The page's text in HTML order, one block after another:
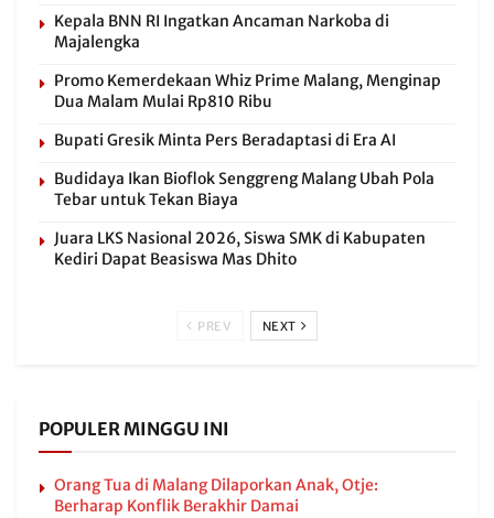
Kepala BNN RI Ingatkan Ancaman Narkoba di
Majalengka
Promo Kemerdekaan Whiz Prime Malang, Menginap
Dua Malam Mulai Rp810 Ribu
Bupati Gresik Minta Pers Beradaptasi di Era AI
Budidaya Ikan Bioflok Senggreng Malang Ubah Pola
Tebar untuk Tekan Biaya
Juara LKS Nasional 2026, Siswa SMK di Kabupaten
Kediri Dapat Beasiswa Mas Dhito
PREV NEXT
POPULER MINGGU INI
Orang Tua di Malang Dilaporkan Anak, Otje:
Berharap Konflik Berakhir Damai